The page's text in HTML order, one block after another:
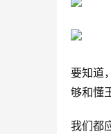
要知道
够和懂
我们都